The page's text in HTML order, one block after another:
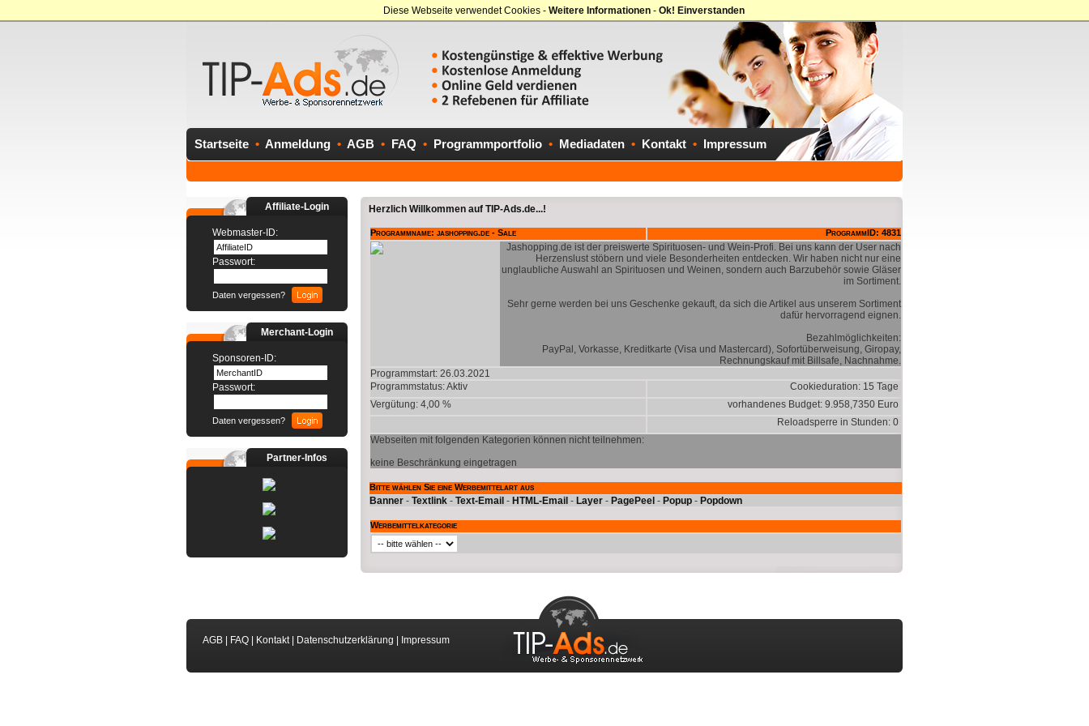
Diese Webseite verwendet Cookies - Weitere Informationen - Ok! Einverstanden
Startseite • Anmeldung • AGB • FAQ • Programmportfolio • Mediadaten • Kontakt • Impressum
Affiliate-Login
Webmaster-ID:
Passwort:
Daten vergessen?
Merchant-Login
Sponsoren-ID:
Passwort:
Daten vergessen?
Partner-Infos
Herzlich Willkommen auf TIP-Ads.de...!
Programmname: jashopping.de - Sale ProgrammID: 4831
Jashopping.de ist der preiswerte Spirituosen- und Wein-Profi. Bei uns kann der User nach
Herzenslust stöbern und viele Besonderheiten entdecken. Wir haben nicht nur eine
unglaubliche Auswahl an Spirituosen und Weinen, sondern auch Barzubehör sowie Gläser
im Sortiment.
Sehr gerne werden bei uns Geschenke gekauft, da sich die Artikel aus unserem Sortiment
dafür hervorragend eignen.
Bezahlmöglichkeiten:
PayPal, Vorkasse, Kreditkarte (Visa und Mastercard), Sofortüberweisung, Giropay,
Rechnungskauf mit Billsafe, Nachnahme.
Programmstart: 26.03.2021
Programmstatus:Aktiv
Cookieduration: 15 Tage
Vergütung: 4,00 %
vorhandenes Budget: 9.958,7350 Euro
Reloadsperre in Stunden: 0
Webseiten mit folgenden Kategorien können nicht teilnehmen:
keine Beschränkung eingetragen
Bitte wählen Sie eine Werbemittelart aus
Banner - Textlink - Text-Email - HTML-Email - Layer - PagePeel - Popup - Popdown
Werbemittelkategorie
AGB FAQ Kontakt| Datenschutzerklärung Impressum